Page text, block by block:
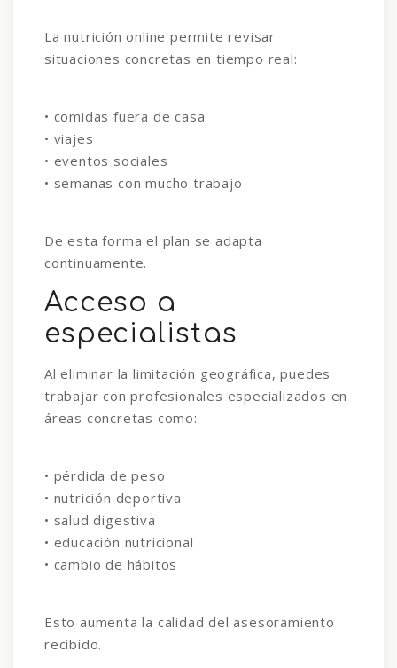
La nutrición online permite revisar
situaciones concretas en tiempo real:
• comidas fuera de casa
• viajes
• eventos sociales
• semanas con mucho trabajo
De esta forma el plan se adapta
continuamente.
Acceso a
especialistas
Al eliminar la limitación geográfica, puedes
trabajar con profesionales especializados en
áreas concretas como:
• pérdida de peso
• nutrición deportiva
• salud digestiva
• educación nutricional
• cambio de hábitos
Esto aumenta la calidad del asesoramiento
recibido.